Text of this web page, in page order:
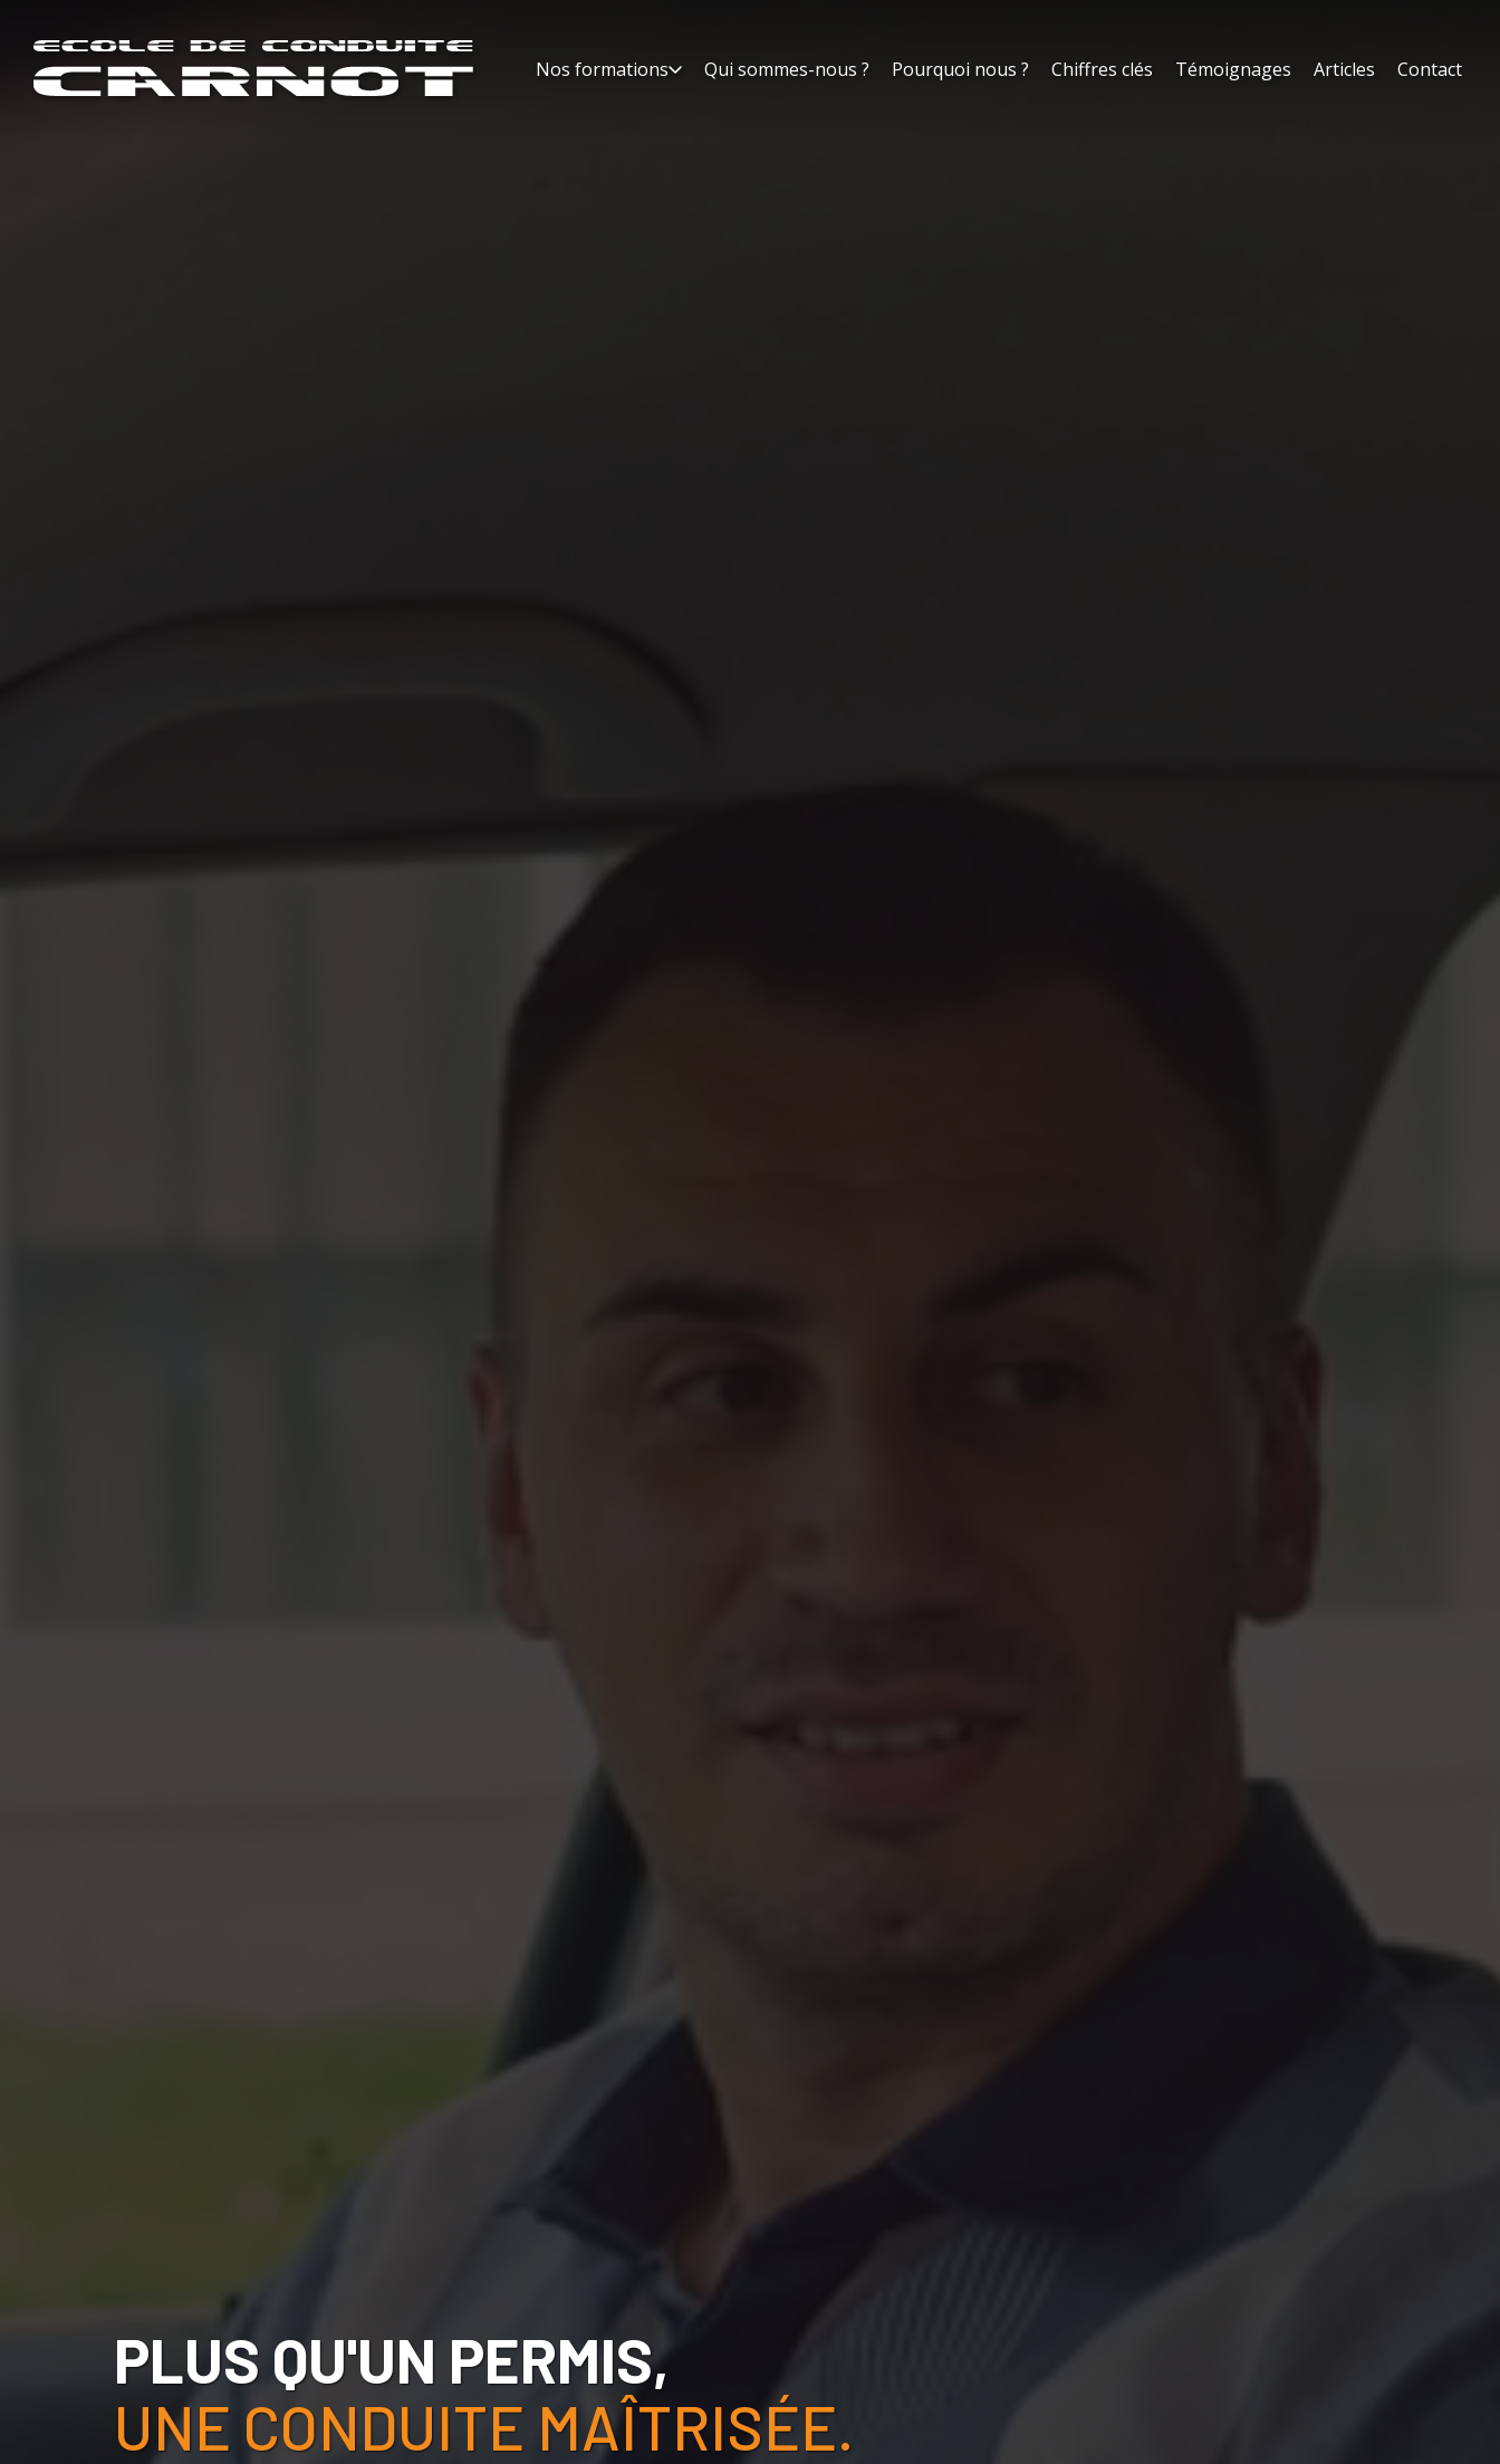
Nos formations Qui sommes-nous ? Pourquoi nous ? Chiffres clés Témoignages Articles Contact
PLUS QU'UN PERMIS,
UNE CONDUITE MAÎTRISÉE.